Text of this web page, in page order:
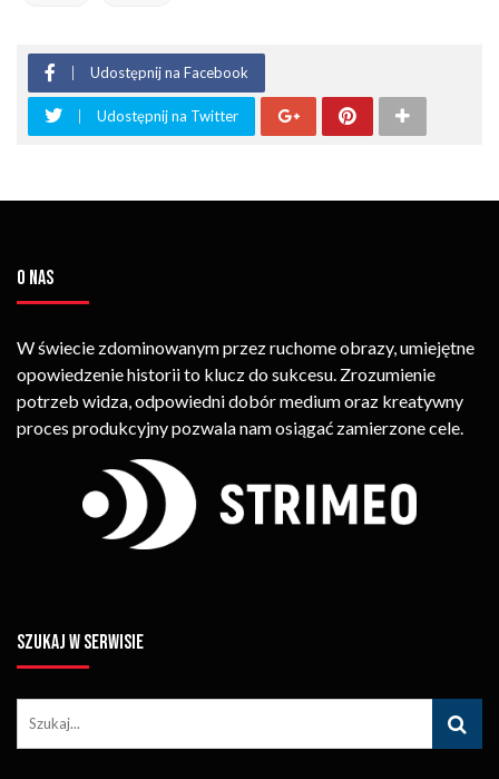
Udostępnij na Facebook
Udostępnij na Twitter
O NAS
W świecie zdominowanym przez ruchome obrazy, umiejętne
opowiedzenie historii to klucz do sukcesu. Zrozumienie
potrzeb widza, odpowiedni dobór medium oraz kreatywny
proces produkcyjny pozwala nam osiągać zamierzone cele.
SZUKAJ W SERWISIE